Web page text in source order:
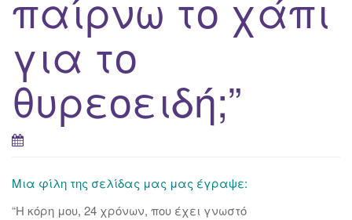
για το
θυρεοειδή;”
Μια φίλη της σελίδας μας μας έγραψε:
“Η κόρη μου, 24 χρόνων, που έχει γνωστό